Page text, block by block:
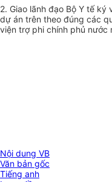
2. Giao lãnh đạo Bộ Y tế
dự án trên theo đúng các
viện trợ phi chính phủ nước
Nội dung VB
Văn bản gốc
Tiếng anh